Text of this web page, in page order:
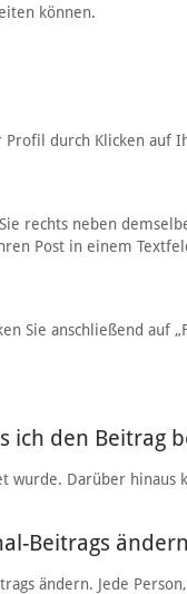
können.
durch Klicken auf
rechts neben
Post in einem
Sie anschließend auf
ich den Beitrag
wurde. Darüber
Beitrags
ändern. Jede